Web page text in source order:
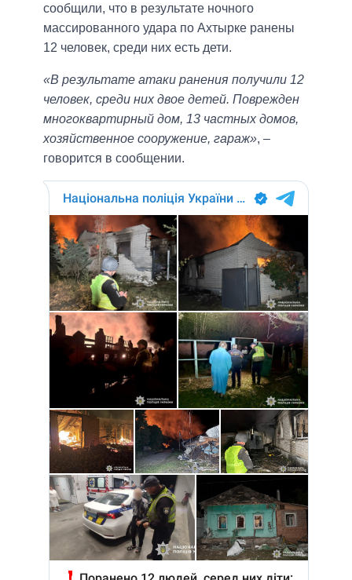
сообщили, что в результате ночного
массированного удара по Ахтырке ранены
12 человек, среди них есть дети.
«В результате атаки ранения получили 12
человек, среди них двое детей. Поврежден
многоквартирный дом, 13 частных домов,
хозяйственное сооружение, гараж», –
говорится в сообщении.